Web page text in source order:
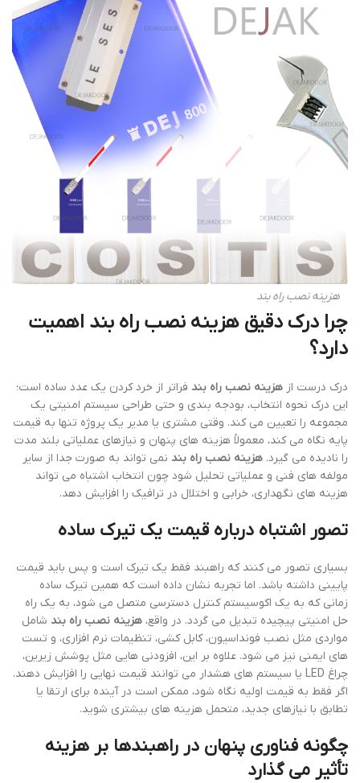
هزینه نصب راه بند
چرا درک دقیق هزینه نصب راه بند اهمیت
دارد؟
درک درست از هزینه نصب راه بند فراتر از خرد کردن یک عدد ساده است؛
این درک نحوه انتخاب، بودجه بندی و حتی طراحی سیستم امنیتی یک
مجموعه را تعیین می کند. وقتی مشتری یا مدیر یک پروژه تنها به قیمت
پایه نگاه می کند، معمولاً هزینه های پنهان و نیازهای عملیاتی بلند مدت
را نادیده می گیرد. هزینه نصب راه بند نمی تواند به صورت جدا از سایر
مولفه های فنی و عملیاتی تحلیل شود چون انتخاب اشتباه می تواند
هزینه های نگهداری، خرابی و اختلال در ترافیک را افزایش دهد.
تصور اشتباه درباره قیمت یک تیرک ساده
بسیاری تصور می کنند که راهبند فقط یک تیرک است و پس باید قیمت
پایینی داشته باشد. اما تجربه نشان داده است که همین تیرک ساده
زمانی که به یک اکوسیستم کنترل دسترسی متصل می شود، به یک راه
حل امنیتی پیچیده تبدیل می گردد. در واقع، هزینه نصب راه بند شامل
مواردی مثل نصب فونداسیون، کابل کشی، تنظیمات نرم افزاری، و تست
های ایمنی نیز می شود. علاوه بر این، افزودنی هایی مثل پوشش زیرین،
چراغ LED یا سیستم های هشدار می توانند قیمت نهایی را افزایش دهند.
اگر فقط به قیمت اولیه نگاه شود، ممکن است در آینده برای ارتقا یا
تطابق با نیازهای جدید، متحمل هزینه های بیشتری شوید.
چگونه فناوری پنهان در راهبندها بر هزینه
تأثیر می گذارد